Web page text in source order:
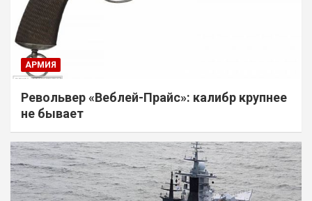
АРМИЯ
Револьвер «Веблей-Прайс»: калибр крупнее
не бывает